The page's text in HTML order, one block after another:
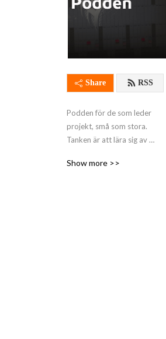
Share RSS
Podden för de som leder
projekt, små som stora.
Tanken är att lära sig av
samma misstag.
Show more >>